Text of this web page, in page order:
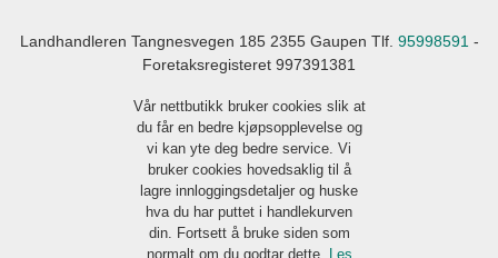
Landhandleren Tangnesvegen 185 2355 Gaupen Tlf. 95998591 -
Foretaksregisteret 997391381
Vår nettbutikk bruker cookies slik at
du får en bedre kjøpsopplevelse og
vi kan yte deg bedre service. Vi
bruker cookies hovedsaklig til å
lagre innloggingsdetaljer og huske
hva du har puttet i handlekurven
din. Fortsett å bruke siden som
normalt om du godtar dette.
Les